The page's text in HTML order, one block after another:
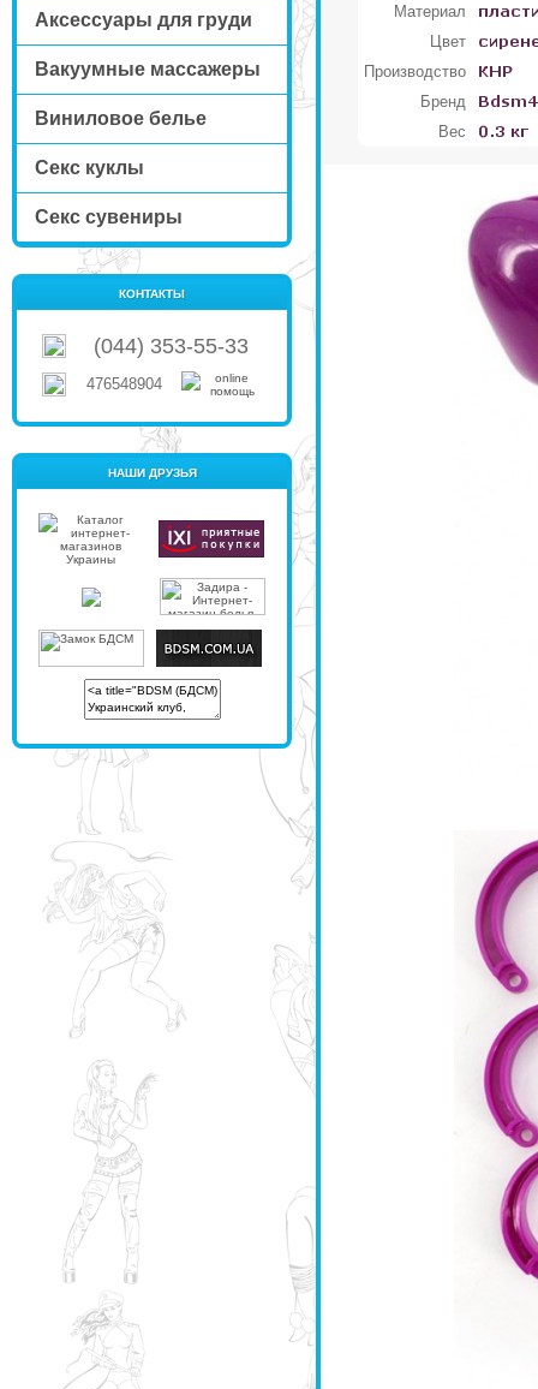
Аксессуары для груди
Вакуумные массажеры
Виниловое белье
Секс куклы
Секс сувениры
КОНТАКТЫ
(044) 353-55-33
476548904
НАШИ ДРУЗЬЯ
Материал
Цвет
Производство
Бренд
Вес